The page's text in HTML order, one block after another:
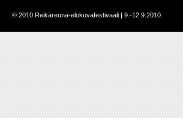
© 2010 Reikäreuna-elokuvafestivaali | 9.-12.9.2010.